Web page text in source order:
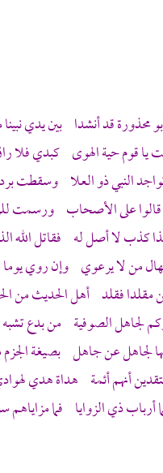
محذورةقد أنشدا بين يدي
يا قوم حية الهوى كبدي فلا
النبي ذو العلا وسقطت
على الأصحاب ورسمت
كذب لا أصل له فقاتل الله
من لا يرعوي وإن روي
مقلدا فقلد أهل الحديث من
لجاهلالصوفية من بدع
لجاهل عن جاهل بصيغة الجزم
أنهم أئمة هداة هدي
أرباب ذي الزوايا فما مزاياهم